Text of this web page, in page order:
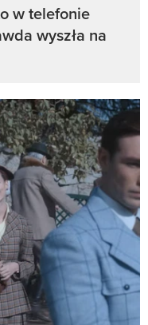
w telefonie
wyszła na